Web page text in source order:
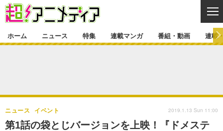
ゲーム・アプリ マンガ
特集一覧 カバー
連載マンガ
連載マンガ一覧 連載一覧
番組・動画
ホーム ニュース 特集 連載マンガ 番組・動画 連載
第1話の袋とじバージョンを上映！『ドメステ
ニュース イベント 2019.1.13 Sun 11:00